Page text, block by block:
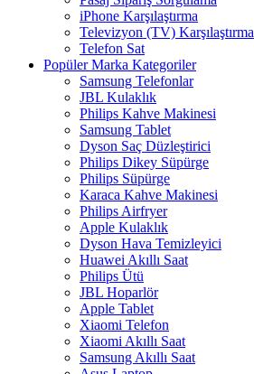
iPhone Karşılaştırma
Televizyon (TV) Karşılaştırma
Telefon Sat
Popüler Marka Kategoriler
Samsung Telefonlar
JBL Kulaklık
Philips Kahve Makinesi
Samsung Tablet
Dyson Saç Düzleştirici
Philips Dikey Süpürge
Philips Süpürge
Karaca Kahve Makinesi
Philips Airfryer
Apple Kulaklık
Dyson Hava Temizleyici
Huawei Akıllı Saat
Philips Ütü
JBL Hoparlör
Apple Tablet
Xiaomi Telefon
Xiaomi Akıllı Saat
Samsung Akıllı Saat